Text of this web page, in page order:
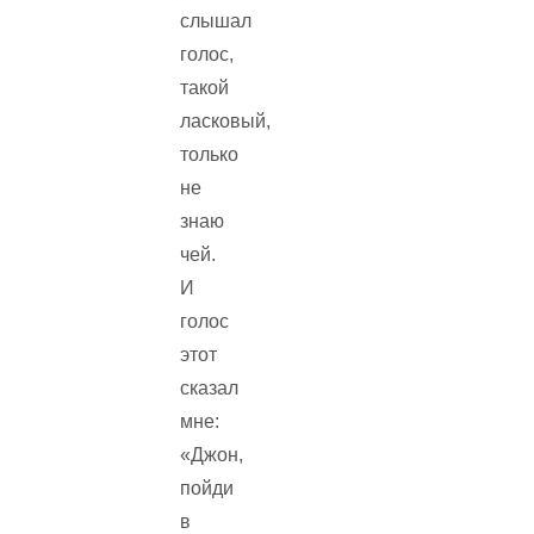
слышал
голос,
такой
ласковый,
только
не
знаю
чей.
И
голос
этот
сказал
мне:
«Джон,
пойди
в